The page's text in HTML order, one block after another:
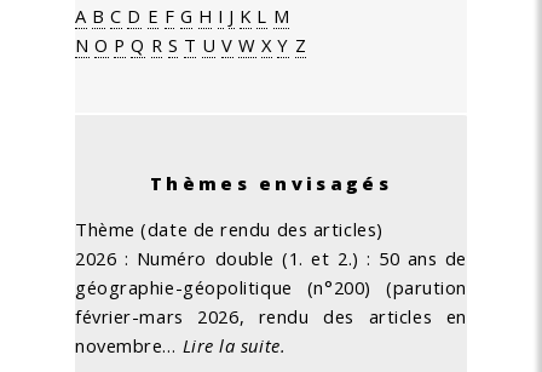
A B C D E F G H I J K L M
N O P Q R S T U V W X Y Z
Thèmes envisagés
Thème (date de rendu des articles)
2026 : Numéro double (1. et 2.) : 50 ans de
géographie-géopolitique (n°200) (parution
février-mars 2026, rendu des articles en
novembre… Lire la suite.